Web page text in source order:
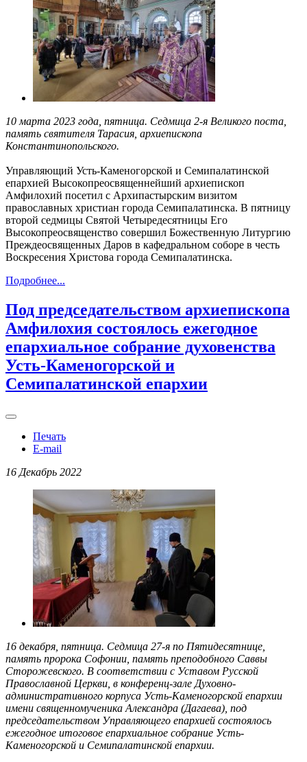
10 марта 2023 года, пятница. Седмица 2-я Великого поста,
память святителя Тарасия, архиепископа
Константинопольского.
Управляющий Усть-Каменогорской и Семипалатинской
епархией Высокопреосвященнейший архиепископ
Амфилохий посетил с Архипастырским визитом
православных христиан города Семипалатинска. В пятницу
второй седмицы Святой Четыредесятницы Его
Высокопреосвященство совершил Божественную Литургию
Преждеосвященных Даров в кафедральном соборе в честь
Воскресения Христова города Семипалатинска.
Подробнее...
Под председательством архиепископа
Амфилохия состоялось ежегодное
епархиальное собрание духовенства
Усть-Каменогорской и
Семипалатинской епархии
Печать
E-mail
16 Декабрь 2022
16 декабря, пятница. Седмица 27-я по Пятидесятнице,
память пророка Софонии, память преподобного Саввы
Сторожевского. В соответствии с Уставом Русской
Православной Церкви, в конференц-зале Духовно-
административного корпуса Усть-Каменогорской епархии
имени священномученика Александра (Дагаева), под
председательством Управляющего епархией состоялось
ежегодное итоговое епархиальное собрание Усть-
Каменогорской и Семипалатинской епархии.